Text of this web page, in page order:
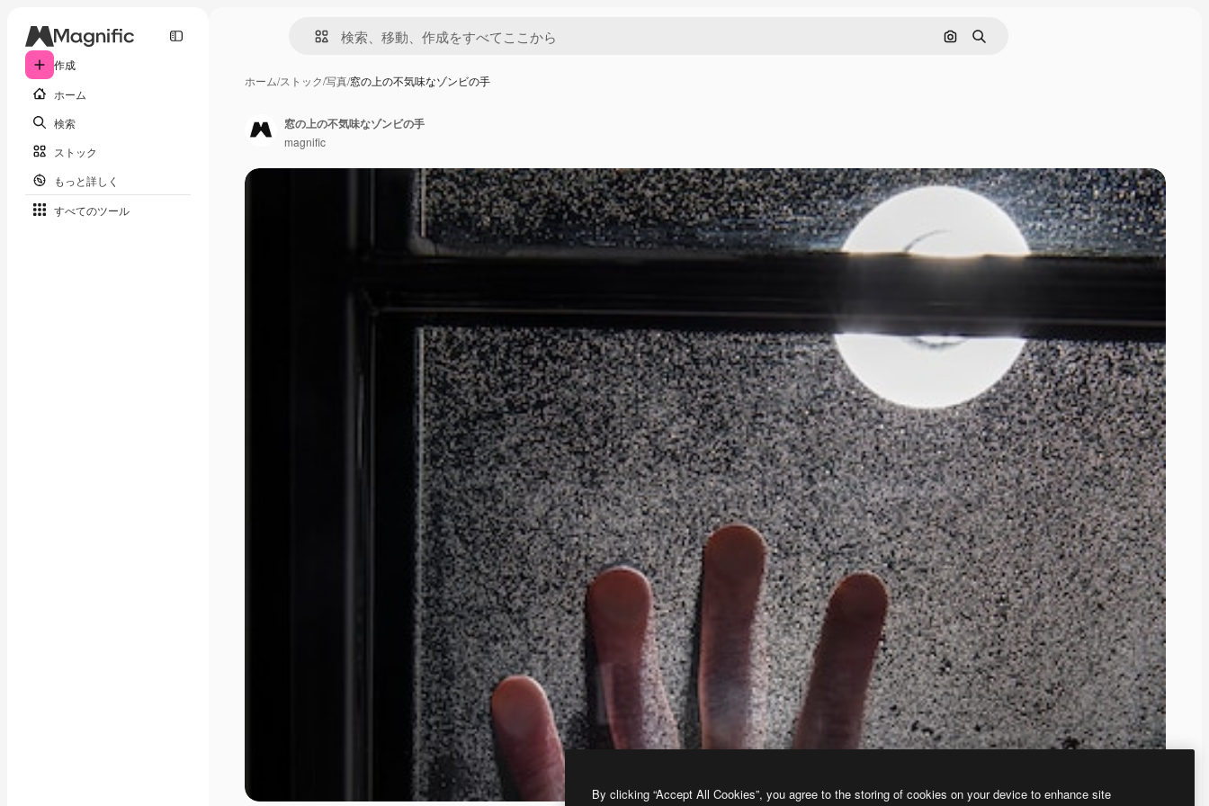
作成
ホーム
検索
ストック
もっと詳しく
すべてのツール
画像で検索
検索
ホーム/ストック/写真/窓の上の不気味なゾンビの手
窓の上の不気味なゾンビの手
magnific
By clicking “Accept All Cookies”, you agree to the storing of cookies on your device to enhance site